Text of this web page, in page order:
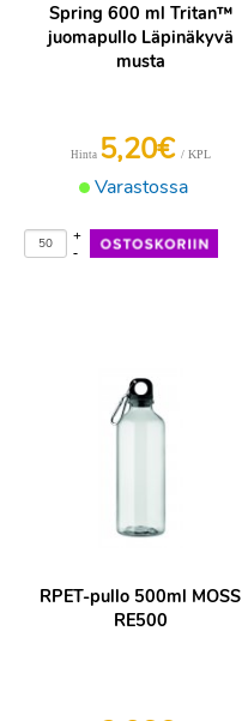
Spring 600 ml Tritan™
juomapullo Läpinäkyvä
musta
Varastossa
Hinta 5,20€ / KPL
-
+
RPET-pullo 500ml MOSS
RE500